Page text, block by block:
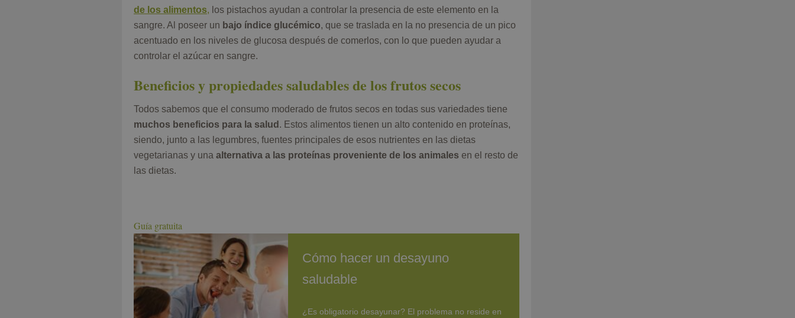
de los alimentos, los pistachos ayudan a controlar la presencia de este elemento en la
sangre. Al poseer un bajo índice glucémico, que se traslada en la no presencia de un pico
acentuado en los niveles de glucosa después de comerlos, con lo que pueden ayudar a
controlar el azúcar en sangre.
Beneficios y propiedades saludables de los frutos secos
Todos sabemos que el consumo moderado de frutos secos en todas sus variedades tiene
muchos beneficios para la salud . Estos alimentos tienen un alto contenido en proteínas,
siendo, junto a las legumbres, fuentes principales de esos nutrientes en las dietas
vegetarianas y una alternativa a las proteínas proveniente de los animales en el resto de
las dietas.
Guía gratuita
Cómo hacer un desayuno
saludable
¿Es obligatorio desayunar? El problema no reside en